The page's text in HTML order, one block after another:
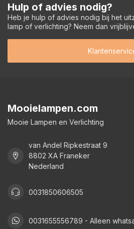
Hulp of advies nodig?
Heb je hulp of advies nodig bij het
lamp of verlichting? Neem dan
Mooielampen.com
Mooie Lampen en Verlichting
van Andel Ripkestraat 9
8802 XA Franeker
Nederland
0031850606505
0031655556789 - Alleen